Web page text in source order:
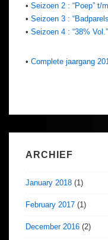
• Seizoen 2 : “Poep” t/
• Seizoen 3 :
• Seizoen 4 : “38%
• Complete jaargang
ARCHIEF
January 2018 (1)
February 2017 (1)
December 2016 (2)